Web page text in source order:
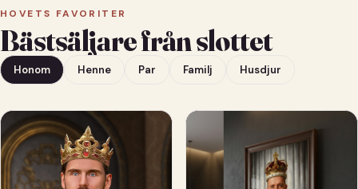
HOVETS FAVORITER
Bästsäljare från slottet
Honom Henne Par Familj Husdjur